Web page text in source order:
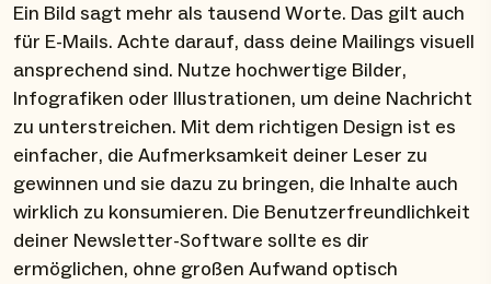
Ein Bild sagt mehr als tausend Worte. Das gilt auch
für E-Mails. Achte darauf, dass deine Mailings visuell
ansprechend sind. Nutze hochwertige Bilder,
Infografiken oder Illustrationen, um deine Nachricht
zu unterstreichen. Mit dem richtigen Design ist es
einfacher, die Aufmerksamkeit deiner Leser zu
gewinnen und sie dazu zu bringen, die Inhalte auch
wirklich zu konsumieren. Die Benutzerfreundlichkeit
deiner Newsletter-Software sollte es dir
ermöglichen, ohne großen Aufwand optisch